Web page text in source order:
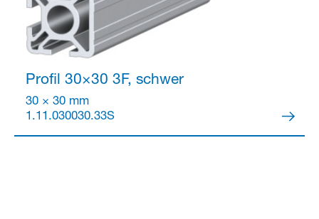
Profil 30×30 3F, schwer
30 × 30 mm
1.11.030030.33S